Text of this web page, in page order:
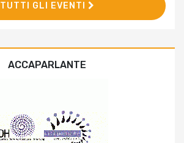
TUTTI GLI EVENTI
ACCAPARLANTE